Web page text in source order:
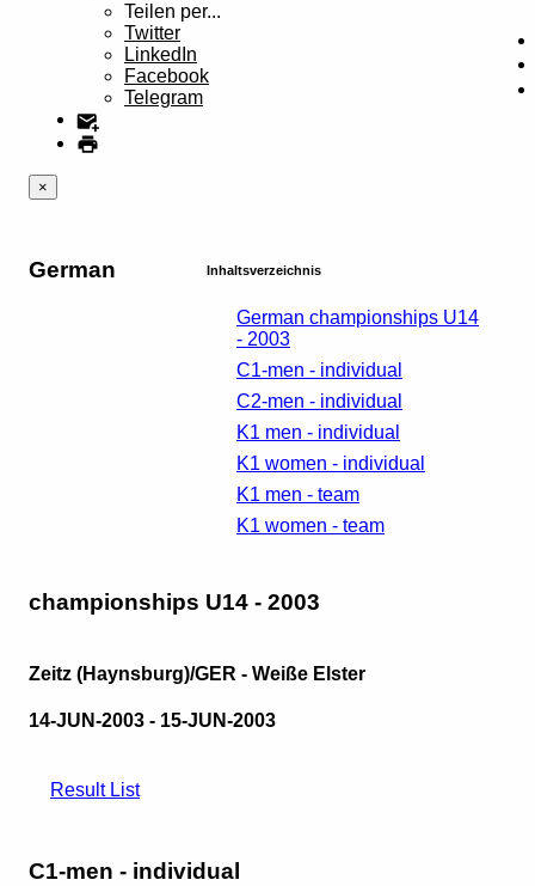
Teilen per...
Twitter
LinkedIn
Facebook
Telegram
×
Inhaltsverzeichnis
German championships U14
- 2003
C1-men - individual
C2-men - individual
K1 men - individual
K1 women - individual
K1 men - team
K1 women - team
German
championships U14 - 2003
Zeitz (Haynsburg)/GER - Weiße Elster
14-JUN-2003 - 15-JUN-2003
Result List
C1-men - individual